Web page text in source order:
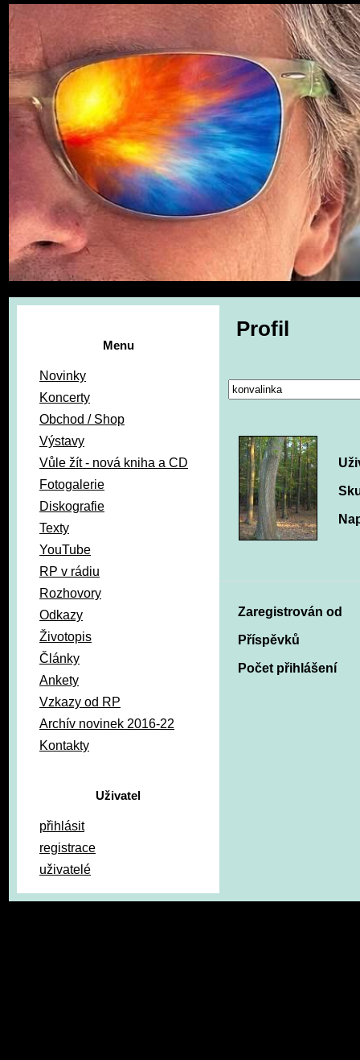
Menu
Novinky
Koncerty
Obchod / Shop
Výstavy
Vůle žít - nová kniha a CD
Fotogalerie
Diskografie
Texty
YouTube
RP v rádiu
Rozhovory
Odkazy
Životopis
Články
Ankety
Vzkazy od RP
Archív novinek 2016-22
Kontakty
Uživatel
přihlásit
registrace
uživatelé
Profil
Zaregistrován od
Příspěvků
Počet přihlášení